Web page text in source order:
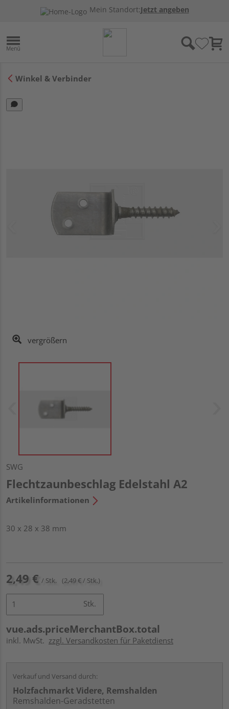
Mein Standort:Jetzt angeben
Winkel & Verbinder
vergrößern
SWG
Flechtzaunbeschlag Edelstahl A2
Artikelinformationen
30 x 28 x 38 mm
2,49 € / Stk. (2,49 € / Stk.)
Stk.
vue.ads.priceMerchantBox.total
inkl. MwSt. zzgl. Versandkosten für Paketdienst
Verkauf und Versand durch:
Holzfachmarkt Videre, Remshalden
Remshalden-Geradstetten